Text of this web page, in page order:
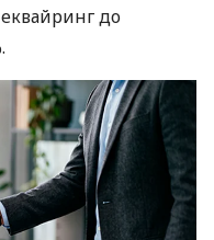
еквайринг до